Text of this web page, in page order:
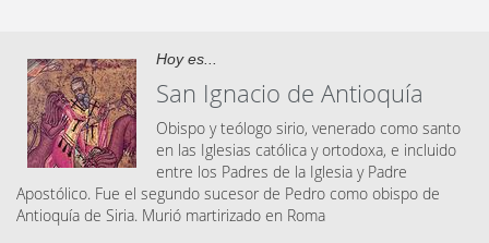
Hoy es...
San Ignacio de Antioquía
Obispo y teólogo sirio, venerado como santo
en las Iglesias católica y ortodoxa, e incluido
entre los Padres de la Iglesia y Padre
Apostólico. Fue el segundo sucesor de Pedro como obispo de
Antioquía de Siria. Murió martirizado en Roma